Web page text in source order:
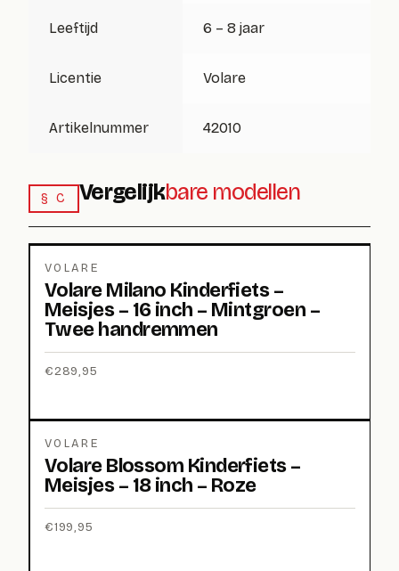
Leeftijd 6 – 8 jaar
Licentie Volare
Artikelnummer 42010
§ C Vergelijkbare modellen
VOLARE
Volare Milano Kinderfiets –
Meisjes – 16 inch – Mintgroen –
Twee handremmen
€289,95
VOLARE
Volare Blossom Kinderfiets –
Meisjes – 18 inch – Roze
€199,95